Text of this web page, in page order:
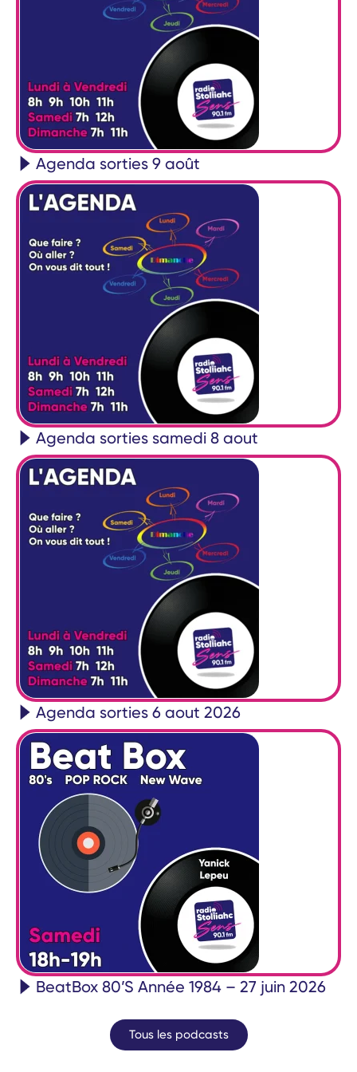
Agenda sorties 9 août
Agenda sorties samedi 8 aout
Agenda sorties 6 aout 2026
BeatBox 80’S Année 1984 – 27 juin 2026
Tous les podcasts